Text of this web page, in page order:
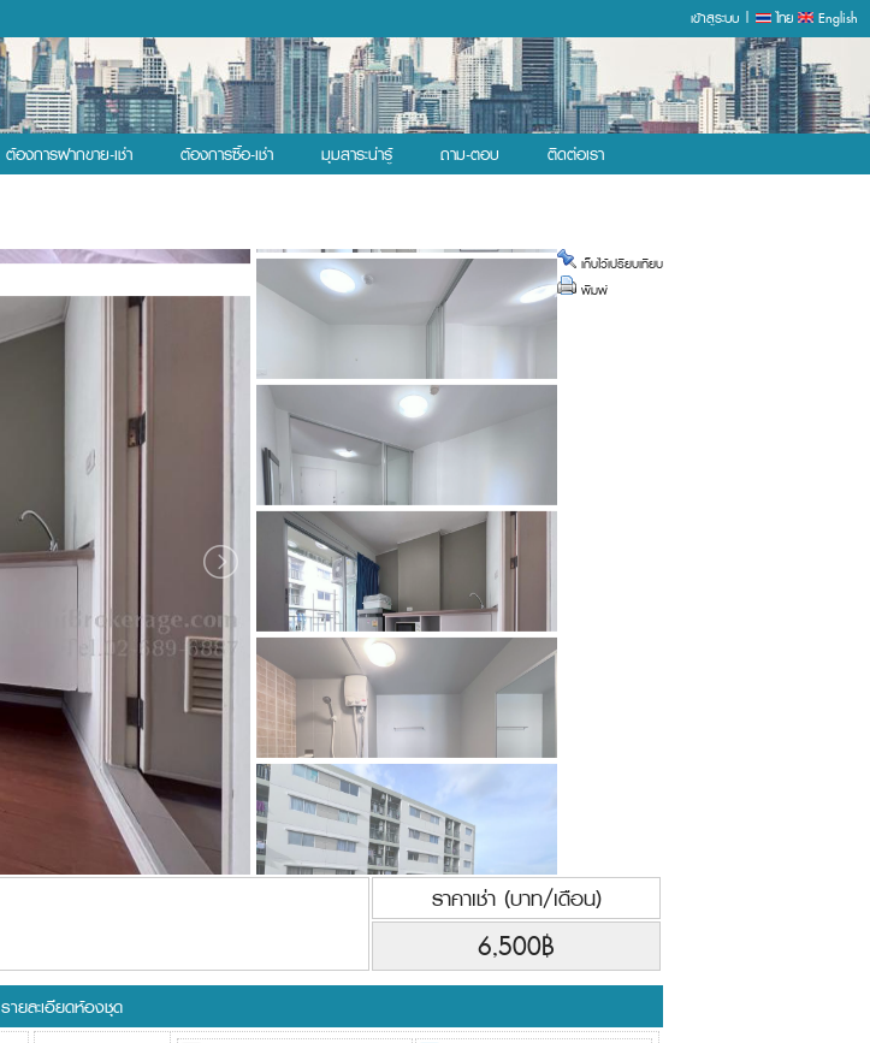
เข้าสูระบบ | ไทย English
ต้องการฝากขาย-เช่า ต้องการซื้อ-เช่า มุมสาระน่ารู้ ถาม-ตอบ ติดต่อเรา
เก็บไว้เปรียบเทียบ
พิมพ์
ราคาเช่า (บาท/เดือน)
6,500฿
รายละเอียดห้องชุด